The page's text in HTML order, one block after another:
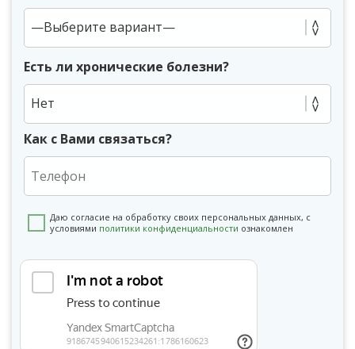
Есть ли хронические болезни?
Нет
Как с Вами связаться?
Даю согласие на обработку своих персональных данных, с
условиями политики конфиденциальности ознакомлен